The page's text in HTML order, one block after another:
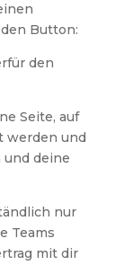
Button:
den
Seite, auf
werden und
und deine
nur
Teams
mit dir